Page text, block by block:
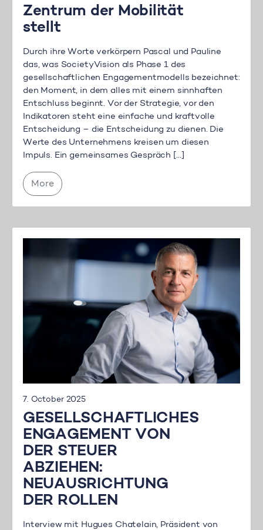
Zentrum der Mobilität
stellt
Durch ihre Worte verkörpern Pascal und Pauline
das, was SocietyVision als Phase 1 des
gesellschaftlichen Engagementmodells bezeichnet:
den Moment, in dem alles mit einem sinnhaften
Entschluss beginnt. Vor der Strategie, vor den
Indikatoren steht eine einfache und kraftvolle
Entscheidung – die Entscheidung zu dienen. Die
Werte des Unternehmens kreisen um diesen
Impuls. Ein gemeinsames Gespräch […]
More
7. October 2025
GESELLSCHAFTLICHES
ENGAGEMENT VON
DER STEUER
ABZIEHEN:
NEUAUSRICHTUNG
DER ROLLEN
Interview mit Hugues Chatelain, Präsident von